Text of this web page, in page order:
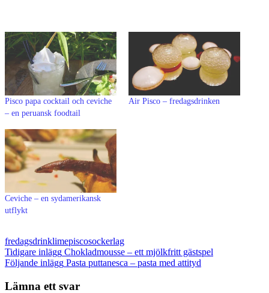
Pisco papa cocktail och ceviche
– en peruansk foodtail
Air Pisco – fredagsdrinken
Ceviche – en sydamerikansk
utflykt
fredagsdrinklimepiscosockerlag
Inläggsnavigering
Tidigare inlägg Chokladmousse – ett mjölkfritt gästspel
Följande inlägg Pasta puttanesca – pasta med attityd
Lämna ett svar